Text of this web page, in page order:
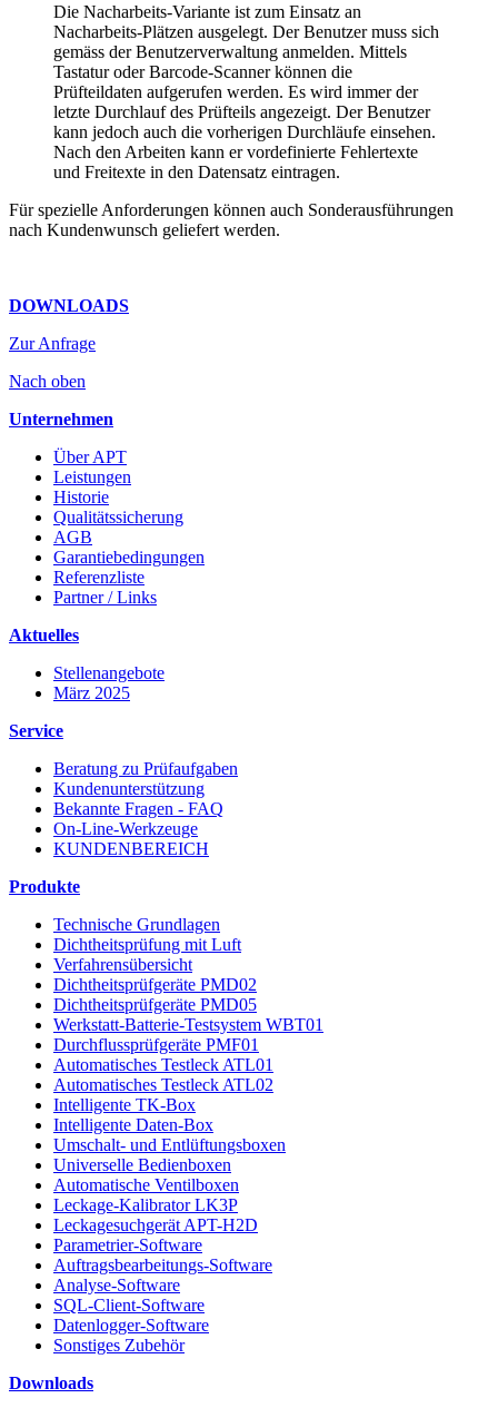
Die Nacharbeits-Variante ist zum Einsatz an
Nacharbeits-Plätzen ausgelegt. Der Benutzer muss sich
gemäss der Benutzerverwaltung anmelden. Mittels
Tastatur oder Barcode-Scanner können die
Prüfteildaten aufgerufen werden. Es wird immer der
letzte Durchlauf des Prüfteils angezeigt. Der Benutzer
kann jedoch auch die vorherigen Durchläufe einsehen.
Nach den Arbeiten kann er vordefinierte Fehlertexte
und Freitexte in den Datensatz eintragen.
Für spezielle Anforderungen können auch Sonderausführungen
nach Kundenwunsch geliefert werden.
DOWNLOADS
Zur Anfrage
Nach oben
Unternehmen
Über APT
Leistungen
Historie
Qualitätssicherung
AGB
Garantiebedingungen
Referenzliste
Partner / Links
Aktuelles
Stellenangebote
März 2025
Service
Beratung zu Prüfaufgaben
Kundenunterstützung
Bekannte Fragen - FAQ
On-Line-Werkzeuge
KUNDENBEREICH
Produkte
Technische Grundlagen
Dichtheitsprüfung mit Luft
Verfahrensübersicht
Dichtheitsprüfgeräte PMD02
Dichtheitsprüfgeräte PMD05
Werkstatt-Batterie-Testsystem WBT01
Durchflussprüfgeräte PMF01
Automatisches Testleck ATL01
Automatisches Testleck ATL02
Intelligente TK-Box
Intelligente Daten-Box
Umschalt- und Entlüftungsboxen
Universelle Bedienboxen
Automatische Ventilboxen
Leckage-Kalibrator LK3P
Leckagesuchgerät APT-H2D
Parametrier-Software
Auftragsbearbeitungs-Software
Analyse-Software
SQL-Client-Software
Datenlogger-Software
Sonstiges Zubehör
Downloads